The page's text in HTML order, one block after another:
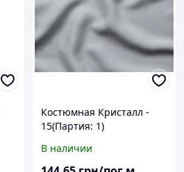
Костюмная Кристалл -
15(Партия: 1)
В наличии